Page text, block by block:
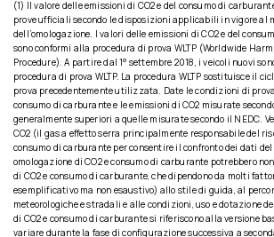
(1) Il valore delle emissioni di CO2 e del consumo di
prove ufficiali secondo le disposizioni applicabili in vigore al
dell’omologazione. I valori delle emissioni di CO2 e del
sono conformi alla procedura di prova WLTP (Worldwide
Procedure). A partire dal 1° settembre 2018, i veicoli nuovi
procedura di prova WLTP. La procedura WLTP sostituisce il
prova precedentemente utilizzata. Date le condizioni di
consumo di carburante e le emissioni di CO2 misurate
generalmente superiori a quelle misurate secondo il NEDC.
CO2 (il gas a effetto serra principalmente responsabile del
consumo di carburante per consentire il confronto dei dati
omologazione di CO2 e consumo di carburante potrebbero
di CO2 e consumo di carburante, che dipendono da molti
esemplificativo ma non esaustivo) allo stile di guida, al
meteorologiche e stradali e alle condizioni, uso e dotazione
di CO2 e consumo di carburante si riferiscono alla versione
variare durante la fase di configurazione successiva a